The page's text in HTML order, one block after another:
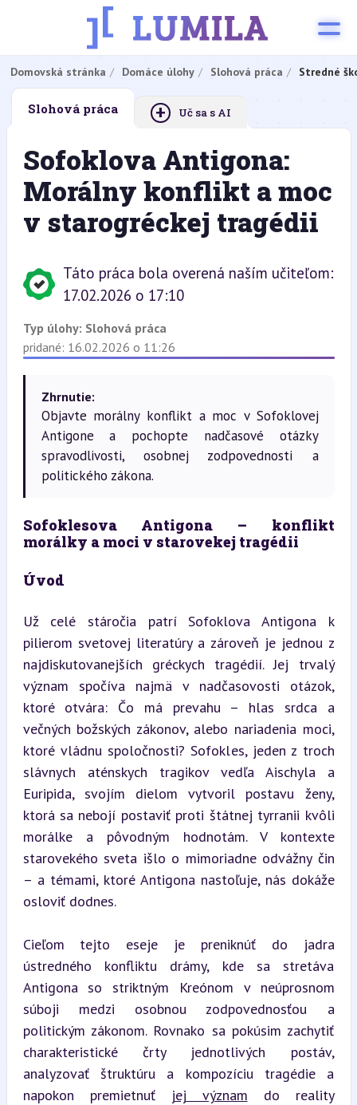
Domovská stránka Domáce úlohy Slohová práca Stredné
Slohová práca + Uč sa s AI
Sofoklova Antigona:
Morálny konflikt a moc
v starogréckej tragédii
Táto práca bola overená naším učiteľom:
17.02.2026 o 17:10
Typ úlohy: Slohová práca
pridané: 16.02.2026 o 11:26
Zhrnutie:
Objavte morálny konflikt a moc v Sofoklovej
Antigone a pochopte nadčasové otázky
spravodlivosti, osobnej zodpovednosti a
politického zákona.
Sofoklesova Antigona – konflikt
morálky a moci v starovekej tragédii
Úvod
Už celé stáročia patrí Sofoklova Antigona k
pilierom svetovej literatúry a zároveň je jednou z
najdiskutovanejších gréckych tragédií. Jej trvalý
význam spočíva najmä v nadčasovosti otázok,
ktoré otvára: Čo má prevahu – hlas srdca a
večných božských zákonov, alebo nariadenia moci,
ktoré vládnu spoločnosti? Sofokles, jeden z troch
slávnych aténskych tragikov vedľa Aischyla a
Euripida, svojím dielom vytvoril postavu ženy,
ktorá sa nebojí postaviť proti štátnej tyrranii kvôli
morálke a pôvodným hodnotám. V kontexte
starovekého sveta išlo o mimoriadne odvážny čin
– a témami, ktoré Antigona nastoľuje, nás dokáže
osloviť dodnes.
Cieľom tejto eseje je preniknúť do jadra
ústredného konfliktu drámy, kde sa stretáva
Antigona so striktným Kreónom v neúprosnom
súboji medzi osobnou zodpovednosťou a
politickým zákonom. Rovnako sa pokúsim zachytiť
charakteristické črty jednotlivých postáv,
analyzovať štruktúru a kompozíciu tragédie a
napokon premietnuť
jej význam do reality